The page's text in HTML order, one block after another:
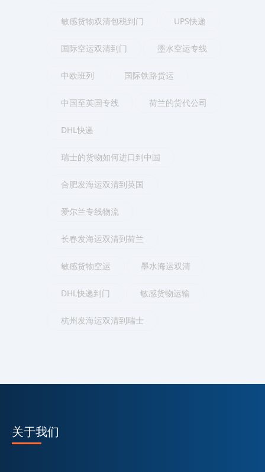
敏感货物双清包税到门 UPS快递
国际空运双清到门 墨水空运专线
中欧班列 国际铁路货运
中国至英国专线 荷兰的货代公司
DHL快递
瑞士的货物如何进口到中国
合肥发海运双清到英国
爱尔兰专线物流
长春发海运双清到荷兰
敏感货物空运 墨水海运双清
DHL快递到门 敏感货物运输
杭州发海运双清到瑞士
关于我们